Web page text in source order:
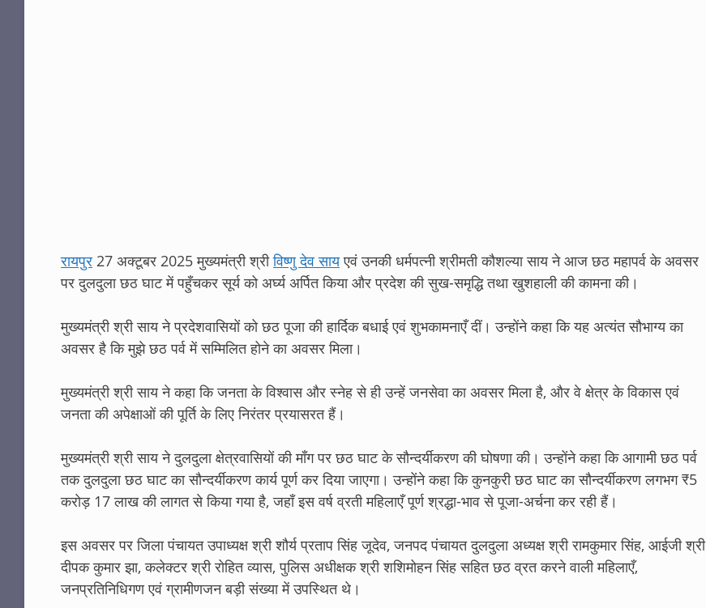
रायपुर 27 अक्टूबर 2025 मुख्यमंत्री श्रीविष्णु देव सायएवं उनकी धर्मपत्नी श्रीमती कौशल्या साय ने आज छठ महापर्व के अवसर
पर दुलदुला छठ घाट में पहुँचकर सूर्य को अर्घ्य अर्पित किया और प्रदेश की सुख-समृद्धि तथा खुशहाली की कामना की।
मुख्यमंत्री श्री साय ने प्रदेशवासियों को छठ पूजा की हार्दिक बधाई एवं शुभकामनाएँ दीं। उन्होंने कहा कि यह अत्यंत सौभाग्य का
अवसर है कि मुझे छठ पर्व में सम्मिलित होने का अवसर मिला।
मुख्यमंत्री श्री साय ने कहा कि जनता के विश्वास और स्नेह से ही उन्हें जनसेवा का अवसर मिला है, और वे क्षेत्र के विकास एवं
जनता की अपेक्षाओं की पूर्ति के लिए निरंतर प्रयासरत हैं।
मुख्यमंत्री श्री साय ने दुलदुला क्षेत्रवासियों की माँग पर छठ घाट के सौन्दर्यीकरण की घोषणा की। उन्होंने कहा कि आगामी छठ पर्व
तक दुलदुला छठ घाट का सौन्दर्यीकरण कार्य पूर्ण कर दिया जाएगा। उन्होंने कहा कि कुनकुरी छठ घाट का सौन्दर्यीकरण लगभग ₹5
करोड़ 17 लाख की लागत से किया गया है, जहाँ इस वर्ष व्रती महिलाएँ पूर्ण श्रद्धा-भाव से पूजा-अर्चना कर रही हैं।
इस अवसर पर जिला पंचायत उपाध्यक्ष श्री शौर्य प्रताप सिंह जूदेव, जनपद पंचायत दुलदुला अध्यक्ष श्री रामकुमार सिंह, आईजी श्री
दीपक कुमार झा, कलेक्टर श्री रोहित व्यास, पुलिस अधीक्षक श्री शशिमोहन सिंह सहित छठ व्रत करने वाली महिलाएँ,
जनप्रतिनिधिगण एवं ग्रामीणजन बड़ी संख्या में उपस्थित थे।